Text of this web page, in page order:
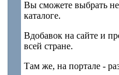
Вы сможете выбрать
каталоге.
Вдобавок на сайте и
всей стране.
Там же, на портале -